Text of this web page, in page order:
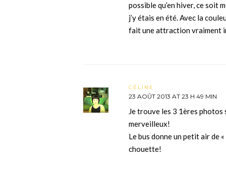
possible qu’en hiver, ce soit
j’y étais en été. Avec la
fait une attraction vraiment
CÉLINE
23 AOÛT 2013 AT 23 H 49 MIN
Je trouve les 3 1ères
merveilleux!
Le bus donne un petit air de
chouette!